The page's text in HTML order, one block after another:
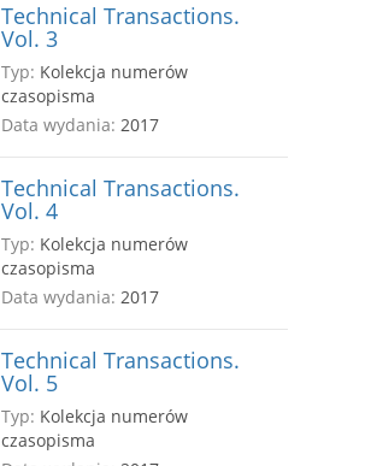
Technical Transactions.
Vol. 3
Typ: Kolekcja numerów
czasopisma
Data wydania: 2017
Technical Transactions.
Vol. 4
Typ: Kolekcja numerów
czasopisma
Data wydania: 2017
Technical Transactions.
Vol. 5
Typ: Kolekcja numerów
czasopisma